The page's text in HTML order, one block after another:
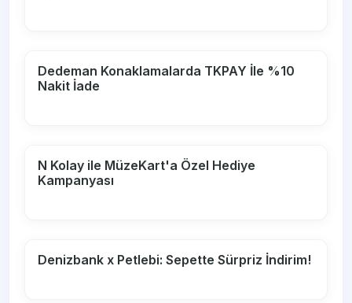
Dedeman Konaklamalarda TKPAY İle %10
Nakit İade
N Kolay ile MüzeKart'a Özel Hediye
Kampanyası
Denizbank x Petlebi: Sepette Sürpriz İndirim!